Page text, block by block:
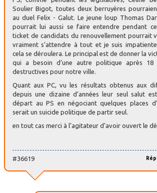
Soulier Bigot, toutes deux berruyères
au duel Felix - Galut. Le jeune loup Thomas
pourrait lui aussi se faire entendre pendant
ticket de candidats du renouvellement pourrait
vraiment s’attendre à tout et je suis
cela se déroulera. Le principal est de donner la
qui a besoin d’une autre politique après 18
destructives pour notre ville.
Quant aux PC, vu les résultats obtenus aux
depuis une dizaine d’années leur seul salut
départ au PS en négociant quelques places
serait un suicide politique de partir seul.
en tout cas merci à l’agitateur d’avoir ouvert le
#36619